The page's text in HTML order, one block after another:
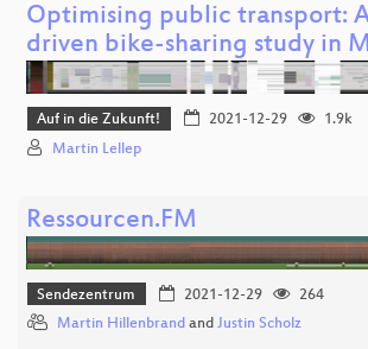
Optimising public transport:
driven bike-sharing study in
Auf in die Zukunft! 2021-12-29
1.9k
Martin Lellep
Ressourcen.FM
Sendezentrum 2021-12-29
264
Martin Hillenbrand and Justin Scholz